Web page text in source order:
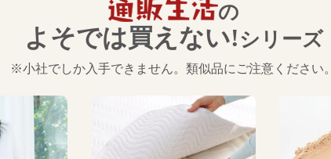
の
よそでは買えない!シリーズ
※小社でしか入手できません。類似品にご注意ください。